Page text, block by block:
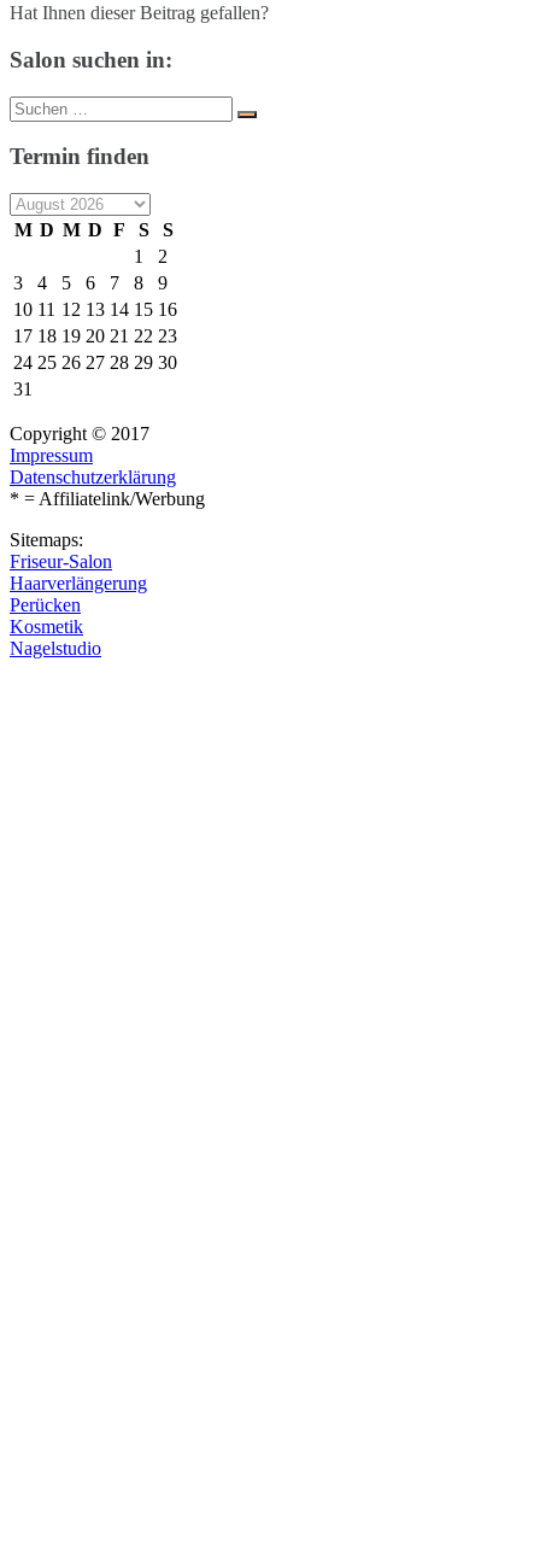
Hat Ihnen dieser Beitrag gefallen?
Salon suchen in:
Suche
nach:
Suchen
Termin finden
M D M D F S
S
1
2
3
4 5 6 7 8
9
10 11 12 13 14 15 16
17 18 19 20 21 22 23
24 25 26 27 28 29 30
31
Copyright © 2017
Impressum
Datenschutzerklärung
* = Affiliatelink/Werbung
Sitemaps:
Friseur-Salon
Haarverlängerung
Perücken
Kosmetik
Nagelstudio